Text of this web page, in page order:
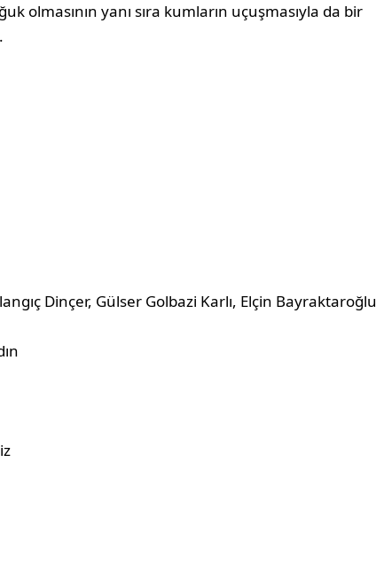
olmasının yanı sıra kumların uçuşmasıyla da bir
Dinçer, Gülser Golbazi Karlı, Elçin Bayraktaroğlu